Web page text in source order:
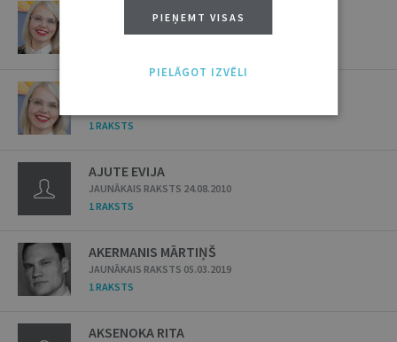
AIZUPE INDRA
JAUNĀKAIS RAKSTS 09.04.2024
1 RAKSTS
AJUTE EVIJA
JAUNĀKAIS RAKSTS 24.08.2010
1 RAKSTS
AKERMANIS MĀRTIŅŠ
JAUNĀKAIS RAKSTS 05.03.2019
1 RAKSTS
AKSENOKA RITA
PIEŅEMT VISAS
PIELĀGOT IZVĒLI